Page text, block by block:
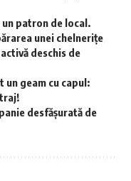
un patron de local.
unei chelnerițe
deschis de
geam cu capul:
desfășurată de